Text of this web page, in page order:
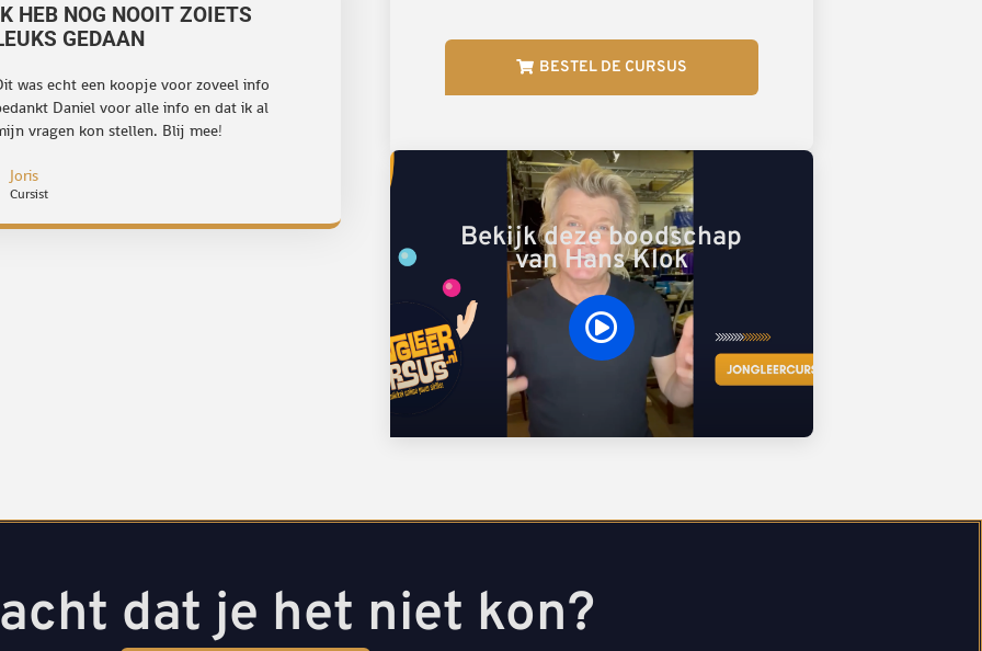
HEB NOG NOOIT ZOIETS
GEDAAN
was echt een koopje voor zoveel info
Daniel voor alle info en dat ik al
vragen kon stellen. Blij mee!
Joris
Cursist
BESTEL DE CURSUS
Bekijk deze boodschap
van Hans Klok
dat je het niet kon?